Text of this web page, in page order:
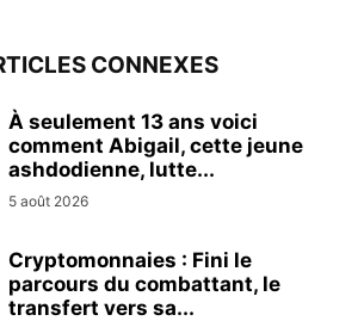
CONNEXES
À seulement 13 ans voici
comment Abigail, cette jeune
ashdodienne, lutte...
5 août 2026
Cryptomonnaies : Fini le
parcours du combattant, le
transfert vers sa...